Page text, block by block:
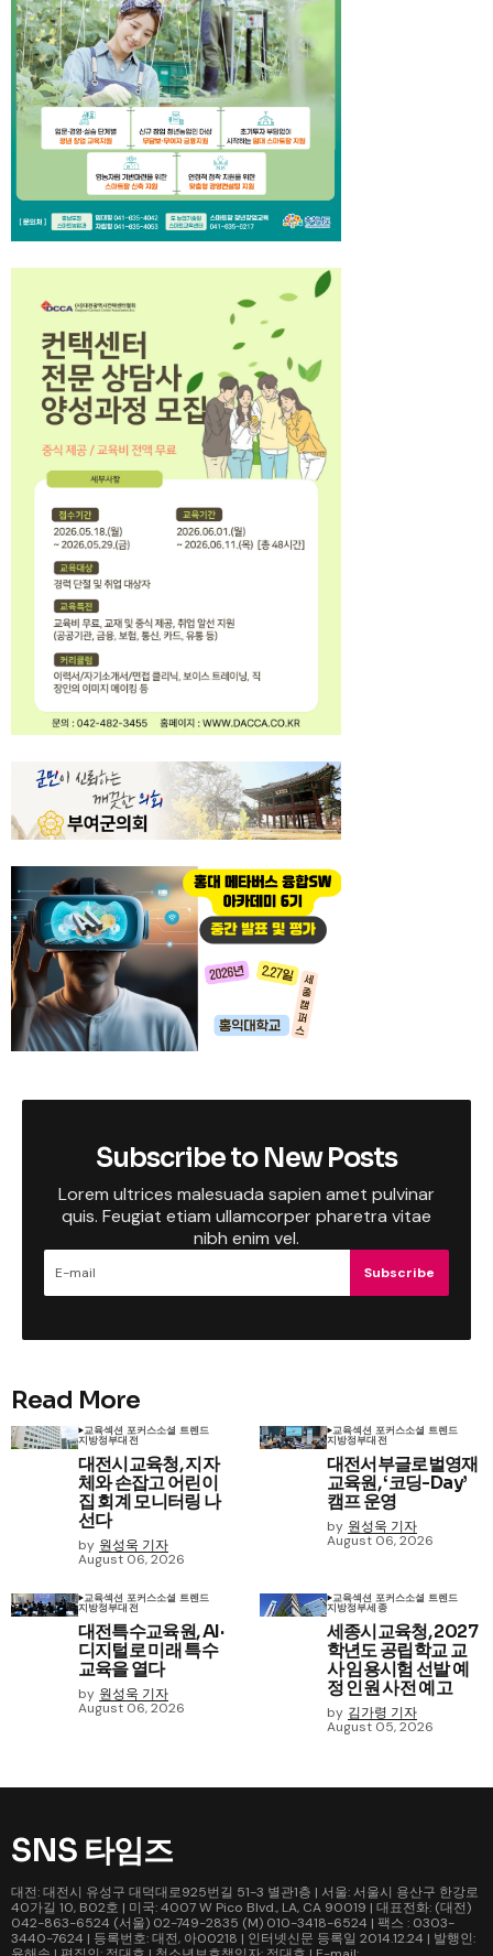
Subscribe to New Posts
Lorem ultrices malesuada sapien amet pulvinar
quis. Feugiat etiam ullamcorper pharetra vitae
nibh enim vel.
Subscribe
Read More
교육섹션 포커스소셜 트렌드
지방정부대전
대전시교육청, 지자
체와 손잡고 어린이
집 회계 모니터링 나
선다
by 원성욱 기자
August 06, 2026
교육섹션 포커스소셜 트렌드
지방정부대전
대전서부글로벌영재
교육원, ‘코딩-Day’
캠프 운영
by 원성욱 기자
August 06, 2026
교육섹션 포커스소셜 트렌드
지방정부대전
대전특수교육원, AI·
디지털로 미래 특수
교육을 열다
by 원성욱 기자
August 06, 2026
교육섹션 포커스소셜 트렌드
지방정부세종
세종시교육청, 2027
학년도 공립학교 교
사 임용시험 선발 예
정 인원 사전 예고
by 김가령 기자
August 05, 2026
SNS 타임즈
대전: 대전시 유성구 대덕대로925번길 51-3 별관1층 | 서울: 서울시 용산구 한강로
40가길 10, B02호 | 미국: 4007 W Pico Blvd., LA, CA 90019 | 대표전화: (대전)
042-863-6524 (서울) 02-749-2835 (M) 010-3418-6524 | 팩스 : 0303-
3440-7624 | 등록번호: 대전, 아00218 | 인터넷신문 등록일 2014.12.24 | 발행인: